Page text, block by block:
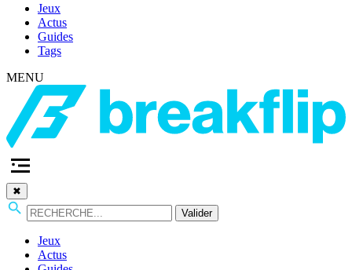
Jeux
Actus
Guides
Tags
MENU
✖
Valider
Jeux
Actus